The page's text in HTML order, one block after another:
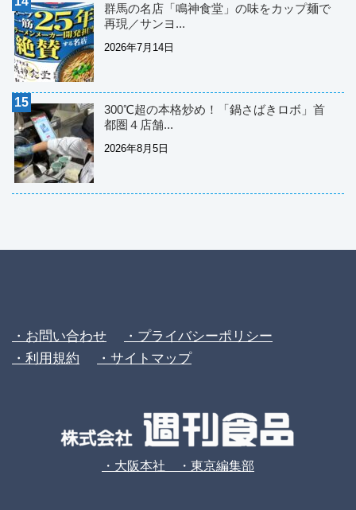
群馬の名店「鳴神食堂」の味をカップ麺で
再現／サンヨ...
2026年7月14日
300℃超の本格炒め！「鍋さばきロボ」首
都圏４店舗...
2026年8月5日
・お問い合わせ
・プライバシーポリシー
・利用規約
・サイトマップ
・大阪本社 ・東京編集部